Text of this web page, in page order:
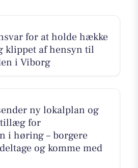
for at holde hække
klippet af hensyn til
i Viborg
ny lokalplan og
for
i høring – borgere
og komme med